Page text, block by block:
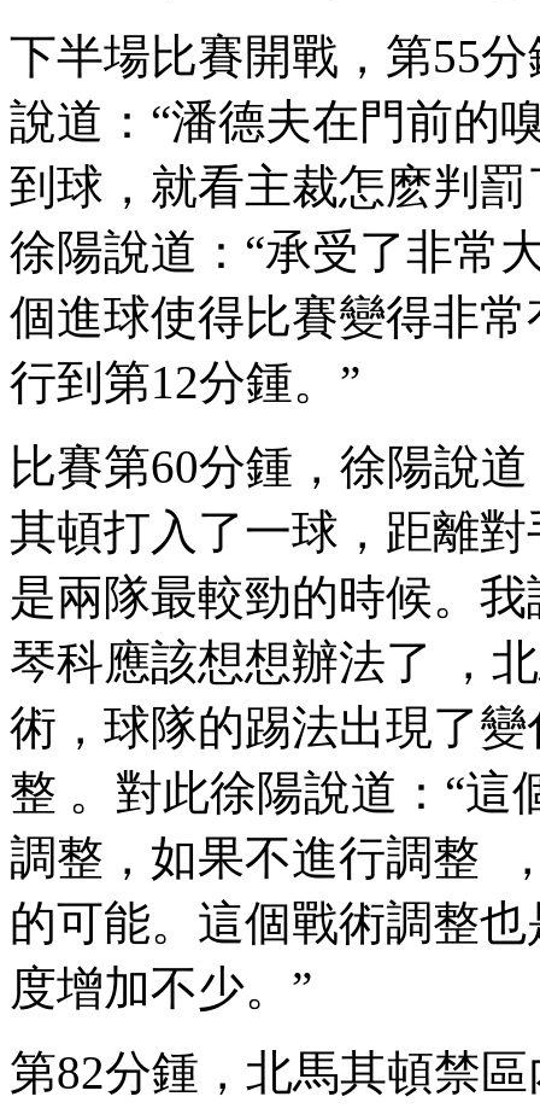
下半場比賽開戰，第55分
說道：“潘德夫在門前
到球，就看主裁怎麽判罰
徐陽說道：“承受了非常
個進球使得比賽變得非常
行到第12分鍾。”
比賽第60分鍾，徐陽說道
其頓打入了一球 ，距離
是兩隊最較勁的時候。我
琴科應該想想辦法了 
術，球隊的踢法出現了變
整 。對此徐陽說道
調整，如果不進行調
的可能。這個戰術調整
度增加不少。”
第82分鍾，北馬其頓禁